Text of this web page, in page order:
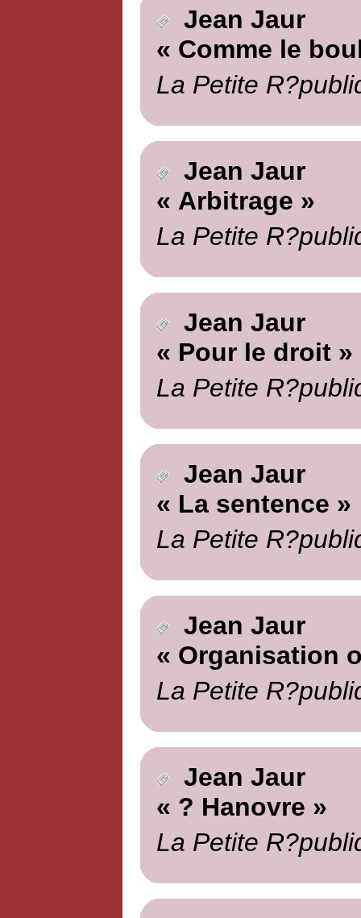
Jean Jaur
« Comme le
La Petite
Jean Jaur
« Arbitrage »
La Petite
Jean Jaur
« Pour le droit »
La Petite
Jean Jaur
« La sentence »
La Petite
Jean Jaur
« Organisation
La Petite
Jean Jaur
« ? Hanovre »
La Petite